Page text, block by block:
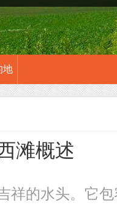
地
滩概述
祥的水头。它